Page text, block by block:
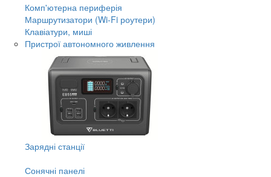
Комп'ютерна периферія
Маршрутизатори (Wi-Fi роутери)
Клавіатури, миші
Пристрої автономного живлення
Зарядні станції
Сонячні панелі